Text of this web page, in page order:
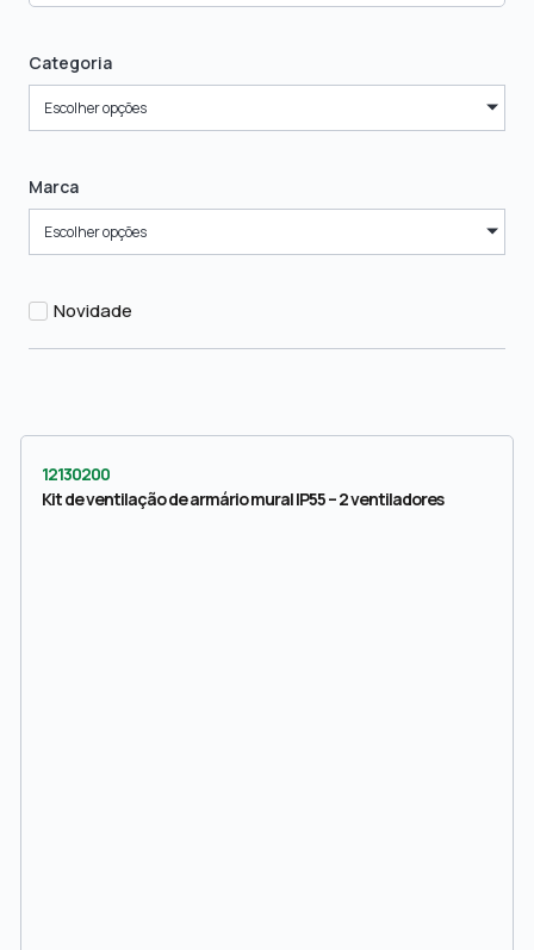
Categoria
Escolher opções
Marca
Escolher opções
Novidade
12130200
Kit de ventilação de armário mural IP55 – 2 ventiladores